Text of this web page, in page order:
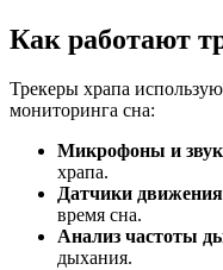
Как работают
Трекеры храпа
мониторинга сна:
Микрофоны и
храпа.
Датчики движения
время сна.
Анализ частоты
дыхания.